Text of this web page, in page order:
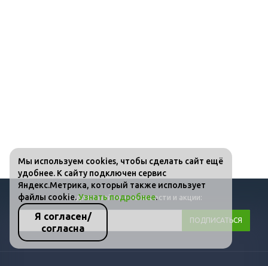
Подписывайтесь на новости и акции:
Мы используем cookies, чтобы сделать сайт ещё
удобнее. К сайту подключен сервис
Яндекс.Метрика, который также использует
файлы cookie.Узнать подробнее.
Я согласен/
согласна